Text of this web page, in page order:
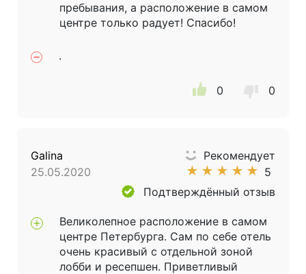
пребывания, а расположение в самом
центре только радует! Спасибо!
.
0 0
Galina
25.05.2020
Рекомендует
★ ★ ★ ★ ★ 5
Подтверждённый отзыв
Великолепное расположение в самом
центре Петербурга. Сам по себе отель
очень красивый с отдельной зоной
лобби и ресепшен. Приветливый